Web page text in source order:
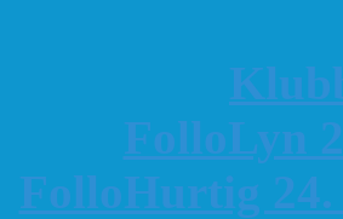
K
FolloLyn
FolloHurtig